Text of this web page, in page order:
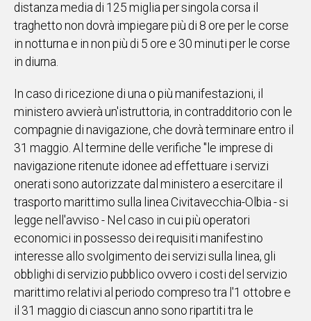
UNISCITI
AL CANALE
Social
distanza media di 125 miglia per singola corsa il
traghetto non dovrà impiegare più di 8 ore per le corse
in notturna e in non più di 5 ore e 30 minuti per le corse
in diurna.
In caso di ricezione di una o più manifestazioni, il
ministero avvierà un'istruttoria, in contradditorio con le
compagnie di navigazione, che dovrà terminare entro il
31 maggio. Al termine delle verifiche "le imprese di
navigazione ritenute idonee ad effettuare i servizi
onerati sono autorizzate dal ministero a esercitare il
trasporto marittimo sulla linea Civitavecchia-Olbia - si
legge nell'avviso - Nel caso in cui più operatori
economici in possesso dei requisiti manifestino
interesse allo svolgimento dei servizi sulla linea, gli
obblighi di servizio pubblico ovvero i costi del servizio
marittimo relativi al periodo compreso tra l'1 ottobre e
il 31 maggio di ciascun anno sono ripartiti tra le